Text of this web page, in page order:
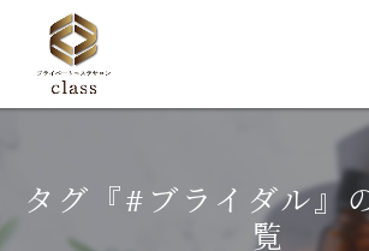
タグ『#ブライダル』
覧